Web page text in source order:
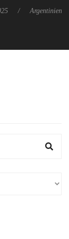
Argentinien-